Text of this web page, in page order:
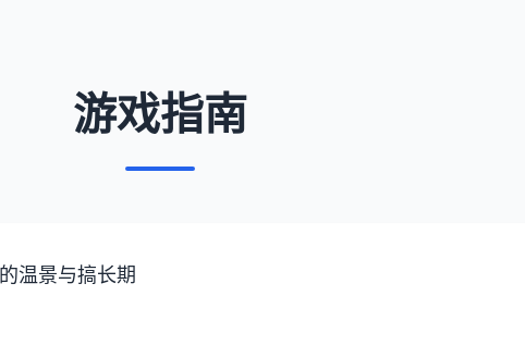
游戏指南
温景与搞长期